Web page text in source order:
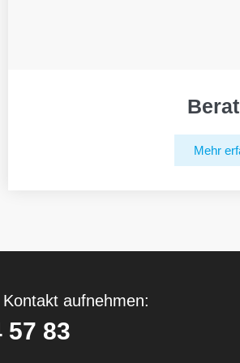
Mehr
aufnehmen:
57 83